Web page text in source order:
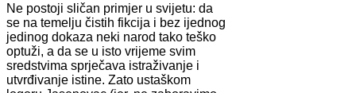
Ne postoji sličan primjer u svijetu: da
se na temelju čistih fikcija i bez ijednog
jedinog dokaza neki narod tako teško
optuži, a da se u isto vrijeme svim
sredstvima sprječava istraživanje i
utvrđivanje istine. Zato ustaškom